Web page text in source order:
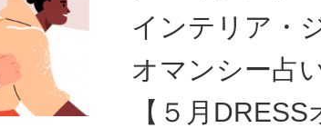
インテリア・
オマンシー占
【５月DRESS